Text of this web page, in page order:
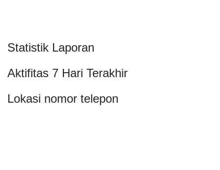
Statistik Laporan
Aktifitas 7 Hari Terakhir
Lokasi nomor telepon